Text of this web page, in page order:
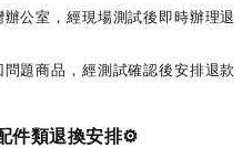
公室，經現場測試後即時辦理退
題商品，經測試確認後安排退款
件類退換安排⚙️